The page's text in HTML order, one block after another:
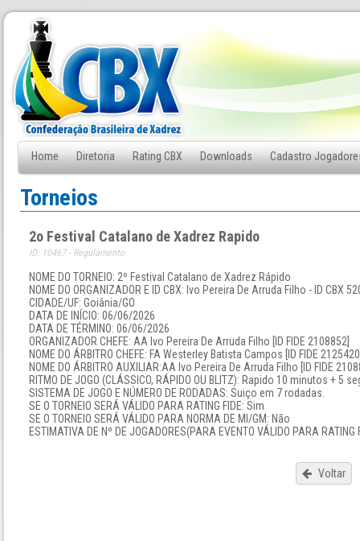
Home Diretoria Rating CBX Downloads Cadastro
Fale Conosco
Torneios
2o Festival Catalano de Xadrez Rapido
ID: 10467 - Regulamento
NOME DO TORNEIO: 2º Festival Catalano de Xadrez Rápido
NOME DO ORGANIZADOR E ID CBX: Ivo Pereira De Arruda Filho - ID CBX
CIDADE/UF: Goiânia/GO
DATA DE INÍCIO: 06/06/2026
DATA DE TÉRMINO: 06/06/2026
ORGANIZADOR CHEFE: AA Ivo Pereira De Arruda Filho [ID FIDE 2108852]
NOME DO ÁRBITRO CHEFE: FA Westerley Batista Campos [ID FIDE
NOME DO ÁRBITRO AUXILIAR:AA Ivo Pereira De Arruda Filho [ID FIDE
RITMO DE JOGO (CLÁSSICO, RÁPIDO OU BLITZ): Rapido 10 minutos + 5
SISTEMA DE JOGO E NÚMERO DE RODADAS: Suiço em 7 rodadas.
SE O TORNEIO SERÁ VÁLIDO PARA RATING FIDE: Sim
SE O TORNEIO SERÁ VÁLIDO PARA NORMA DE MI/GM: Não
ESTIMATIVA DE Nº DE JOGADORES(PARA EVENTO VÁLIDO PARA RATING
Voltar